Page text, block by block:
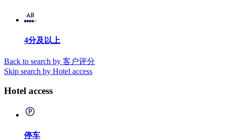
4分及以上
Back to search by 客户评分
Skip search by Hotel access
Hotel access
停车